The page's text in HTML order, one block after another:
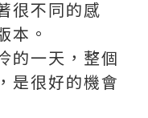
很不同的感
本。
的一天，整個
是很好的機會